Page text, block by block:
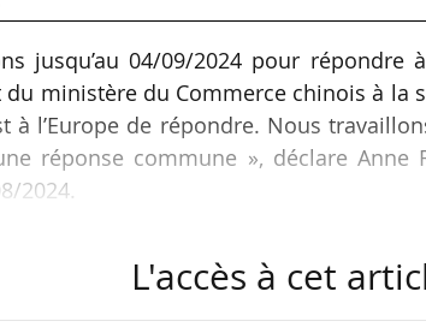
jusqu’au 04/09/2024 pour répondre
du ministère du Commerce chinois à la
à l’Europe de répondre. Nous
réponse commune », déclare Anne
2024.
est un peu atone. Les cours ont baissé
sur le marché. Cette
lié à la fois aux marchés
L'accès à cet